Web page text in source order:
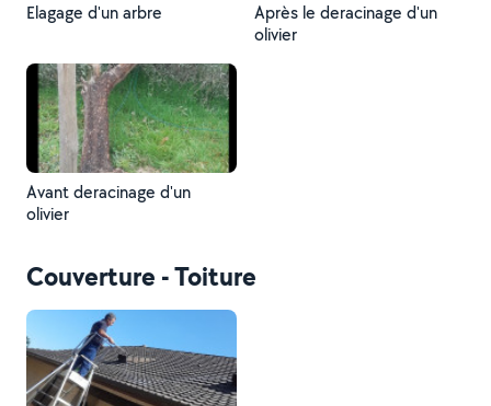
Elagage d'un arbre
Après le deracinage d'un
olivier
Avant deracinage d'un
olivier
Couverture - Toiture